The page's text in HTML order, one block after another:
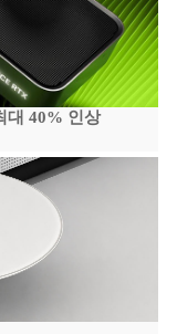
대 40% 인상